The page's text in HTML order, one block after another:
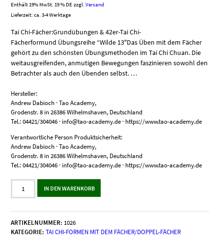
Enthält 19% MwSt. 19 % DE zzgl.Versand
Lieferzeit: ca. 3-4 Werktage
Tai Chi-Fächer:Grundübungen & 42er-Tai Chi-
Fächerformund Übungsreihe “Wilde 13″Das Üben mit dem Fächer
gehört zu den schönsten Übungsmethoden im Tai Chi Chuan. Die
weitausgreifenden, anmutigen Bewegungen faszinieren sowohl den
Betrachter als auch den Übenden selbst. …
Hersteller:
Andrew Dabioch · Tao Academy,
Grodenstr. 8 in 26386 Wilhelmshaven, Deutschland
Tel.: 04421/304046 · info@tao-academy.de · https://www.tao-academy.de
Verantwortliche Person Produktsicherheit:
Andrew Dabioch · Tao Academy,
Grodenstr. 8 in 26386 Wilhelmshaven, Deutschland
Tel.: 04421/304046 · info@tao-academy.de · https://www.tao-academy.de
Tai
Grundübungen
&
42er-
IN DEN WARENKORB
ARTIKELNUMMER: 1026
KATEGORIE: TAI CHI-FORMEN MIT DEM FÄCHER/DOPPEL-FÄCHER